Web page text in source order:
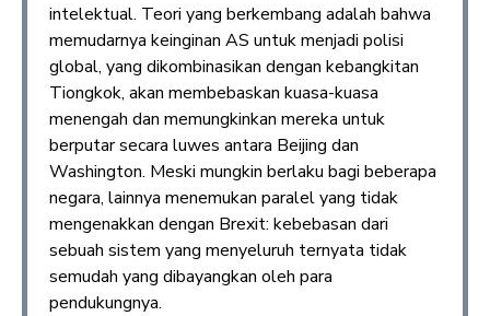
intelektual. Teori yang berkembang adalah bahwa
memudarnya keinginan AS untuk menjadi polisi
global, yang dikombinasikan dengan kebangkitan
Tiongkok, akan membebaskan kuasa-kuasa
menengah dan memungkinkan mereka untuk
berputar secara luwes antara Beijing dan
Washington. Meski mungkin berlaku bagi beberapa
negara, lainnya menemukan paralel yang tidak
mengenakkan dengan Brexit: kebebasan dari
sebuah sistem yang menyeluruh ternyata tidak
semudah yang dibayangkan oleh para
pendukungnya.